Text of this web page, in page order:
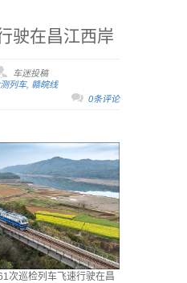
驶在昌江西岸
车迷投稿
列车, 赣皖线
0条评论
次巡检列车飞速行驶在昌